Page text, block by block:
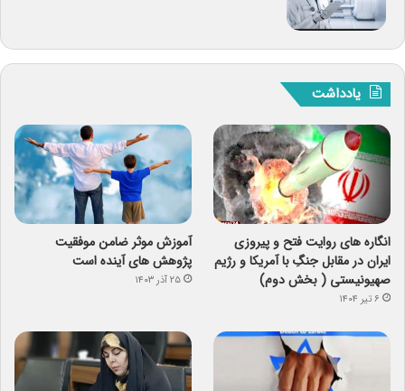
یادداشت
انگاره های روایت فتح و پیروزی
ایران در مقابل جنگِ با آمریکا و رژیم
صهیونیستی ( بخش دوم)
۶ تیر ۱۴۰۴
آموزش موثر ضامن موفقیت
پژوهش های آینده است
۲۵ آذر ۱۴۰۳